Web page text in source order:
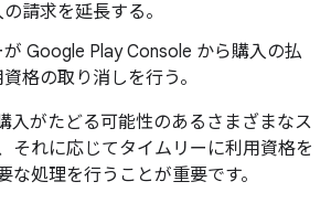
請求を延長する。
Google Play Console から購入の払
格の取り消しを行う。
入がたどる可能性のあるさまざまなス
それに応じてタイムリーに利用資格を
な処理を行うことが重要です。